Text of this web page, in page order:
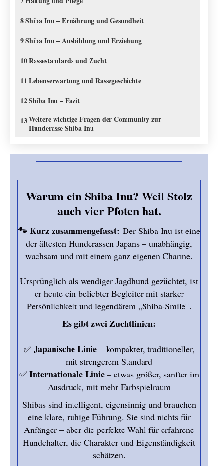
8Shiba Inu – Ernährung und Gesundheit
9Shiba Inu – Ausbildung und Erziehung
10Rassestandards und Zucht
11Lebenserwartung und Rassegeschichte
12Shiba Inu – Fazit
13Weitere wichtige Fragen der Community zur
Hunderasse Shiba Inu
Warum ein Shiba Inu? Weil Stolz
auch vier Pfoten hat.
🐾 Kurz zusammengefasst: Der Shiba Inu ist eine
der ältesten Hunderassen Japans – unabhängig,
wachsam und mit einem ganz eigenen Charme.
Ursprünglich als wendiger Jagdhund gezüchtet, ist
er heute ein beliebter Begleiter mit starker
Persönlichkeit und legendärem „Shiba-Smile“.
Es gibt zwei Zuchtlinien:
✅ Japanische Linie– kompakter, traditioneller,
mit strengerem Standard
✅ Internationale Linie– etwas größer, sanfter im
Ausdruck, mit mehr Farbspielraum
Shibas sind intelligent, eigensinnig und brauchen
eine klare, ruhige Führung. Sie sind nichts für
Anfänger – aber die perfekte Wahl für erfahrene
Hundehalter, die Charakter und Eigenständigkeit
schätzen.